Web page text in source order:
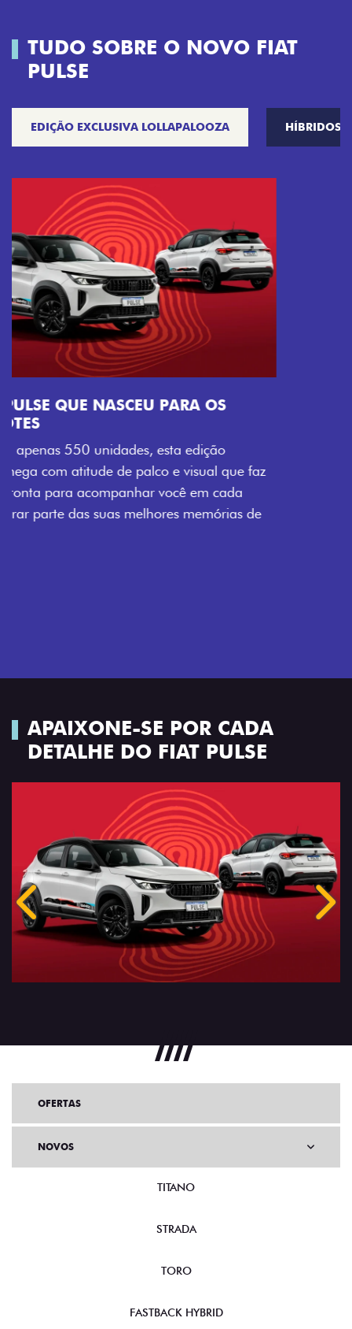
TUDO SOBRE O NOVO FIAT
PULSE
EDIÇÃO EXCLUSIVA LOLLAPALOOZA HÍBRIDOS
VISUAL COM ENERGIA LOLLABR
Se liga no que compõe a identidade exclusiva do
festival: série numerada, adesivo lateral LollaBR e a
soleira temática que reforçam a exclusividade,
enquanto os detalhes escurecidos, o teto bicolor e as
rodas de liga-leve aro 16” em preto brilhante
Previous
Next
Próximo
APAIXONE-SE POR CADA
DETALHE DO FIAT PULSE
Anterior
OFERTAS
NOVOS
TITANO
STRADA
TORO
FASTBACK HYBRID